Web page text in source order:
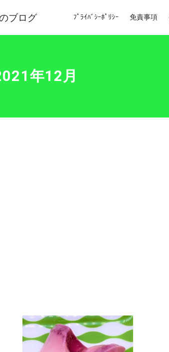
ブログ ﾌﾟﾗｲﾊﾞｼｰﾎﾟﾘｼｰ 免責事項
年12月